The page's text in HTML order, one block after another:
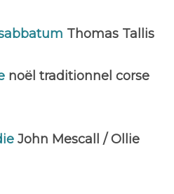
Thomas Tallis
noël traditionnel corse
John Mescall / Ollie